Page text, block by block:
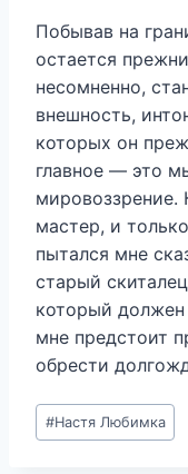
Побывав на
остается
несомненно,
внешность,
которых он
главное — это
мировоззрение.
мастер, и
пытался мне
старый
который должен
мне предстоит
обрести
Метки
записи:
#Настя Любимка